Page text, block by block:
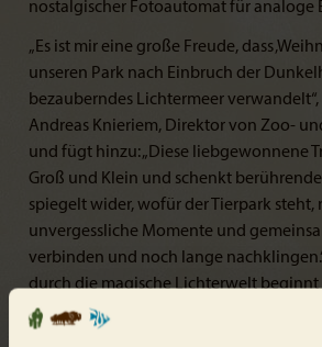
nostalgischer Fotoautomat für analoge
„Es ist mir eine große Freude, dass
unseren Park nach Einbruch der
bezauberndes Lichtermeer
Andreas Knieriem, Direktor von Zoo-
und fügt hinzu: „Diese liebgewonnene
Groß und Klein und schenkt
spiegelt wider, wofür der Tierpark steht,
unvergessliche Momente und
verbinden und noch lange
durch die magische Lichterwelt beginnt
Traumfängern und führt bis zum
Sternenballett auf 1.200